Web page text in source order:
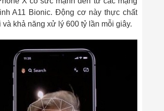
A11 Bionic. Động cơ này thực chất
khả năng xử lý 600 tỷ lần mỗi giây.